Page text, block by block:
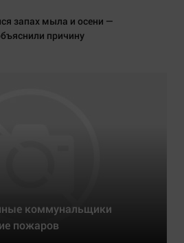
запах мыла и осени —
причину
коммунальщики
пожаров